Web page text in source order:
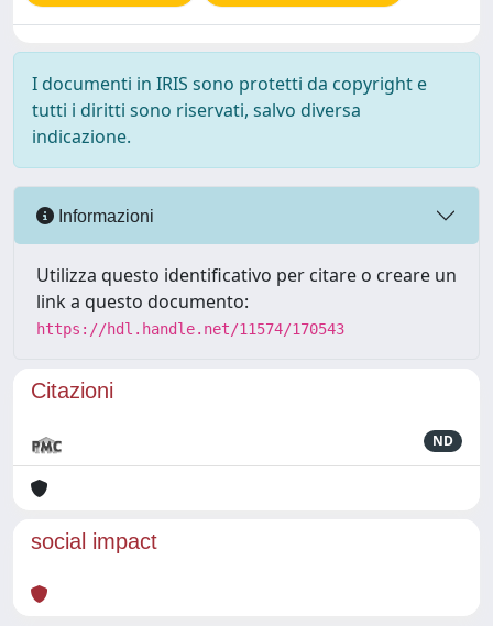
I documenti in IRIS sono protetti da copyright e
tutti i diritti sono riservati, salvo diversa
indicazione.
Informazioni
Utilizza questo identificativo per citare o creare un
link a questo documento:
https://hdl.handle.net/11574/170543
Citazioni
ND
social impact